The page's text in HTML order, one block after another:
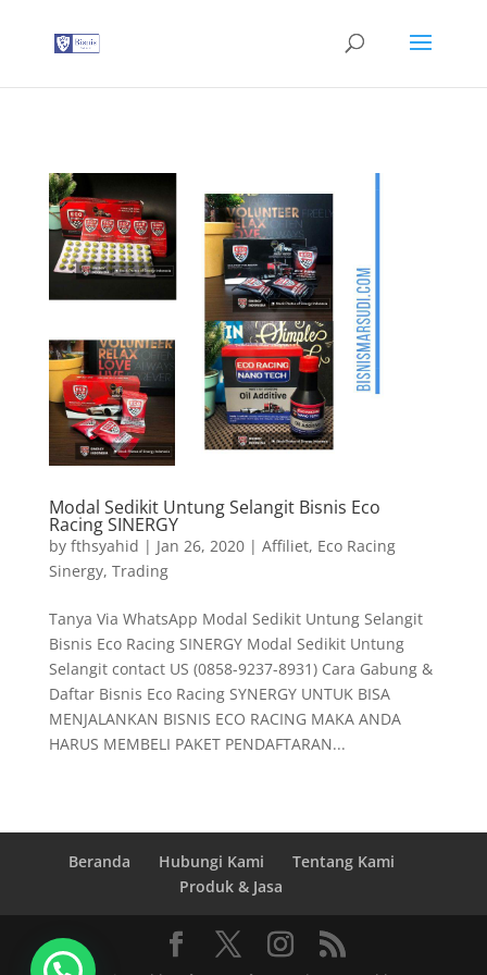
Modal Sedikit Untung Selangit Bisnis Eco
Racing SINERGY
by fthsyahid | Jan 26, 2020| Affiliet, Eco Racing
Sinergy, Trading
Tanya Via WhatsApp Modal Sedikit Untung Selangit
Bisnis Eco Racing SINERGY Modal Sedikit Untung
Selangit contact US (0858-9237-8931) Cara Gabung &
Daftar Bisnis Eco Racing SYNERGY UNTUK BISA
MENJALANKAN BISNIS ECO RACING MAKA ANDA
HARUS MEMBELI PAKET PENDAFTARAN...
Beranda Hubungi Kami
Tentang Kami
Produk & Jasa